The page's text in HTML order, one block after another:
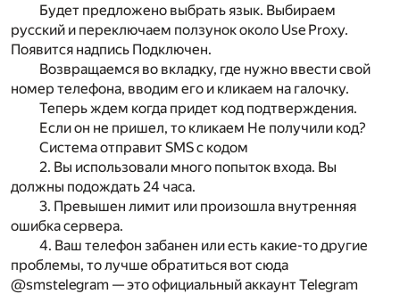
Будет предложено выбрать язык. Выбираем
русский и переключаем ползунок около Use Proxy.
Появится надпись Подключен.
Возвращаемся во вкладку, где нужно ввести свой
номер телефона, вводим его и кликаем на галочку.
Теперь ждем когда придет код подтверждения.
Если он не пришел, то кликаем Не получили код?
Система отправит SMS с кодом
2. Вы использовали много попыток входа. Вы
должны подождать 24 часа.
3. Превышен лимит или произошла внутренняя
ошибка сервера.
4. Ваш телефон забанен или есть какие-то другие
проблемы, то лучше обратиться вот сюда
@smstelegram — это официальный аккаунт Telegram